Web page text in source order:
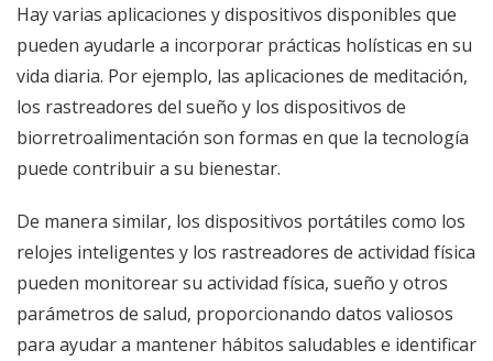
Hay varias aplicaciones y dispositivos disponibles que
pueden ayudarle a incorporar prácticas holísticas en su
vida diaria. Por ejemplo, las aplicaciones de meditación,
los rastreadores del sueño y los dispositivos de
biorretroalimentación son formas en que la tecnología
puede contribuir a su bienestar.
De manera similar, los dispositivos portátiles como los
relojes inteligentes y los rastreadores de actividad física
pueden monitorear su actividad física, sueño y otros
parámetros de salud, proporcionando datos valiosos
para ayudar a mantener hábitos saludables e identificar